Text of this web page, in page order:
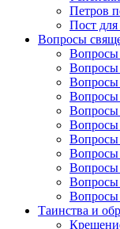
Петров
Пост
Вопросы
Вопросы
Вопросы
Вопросы
Вопросы
Вопросы
Вопросы
Вопросы
Вопросы
Вопросы
Вопросы
Таинства и